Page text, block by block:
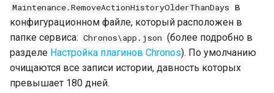
Maintenance.RemoveActionHistoryOlderThanDays в
конфигурационном файле, который расположен в
папке сервиса: Chronos\app.json (более подробно в
разделе Настройка плагинов Chronos). По умолчанию
очищаются все записи истории, давность которых
превышает 180 дней.